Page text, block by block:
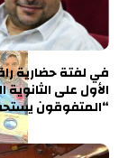
في لفتة حضارية
الأول على
“المتفوقون